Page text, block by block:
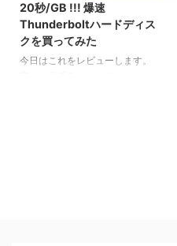
20秒/GB !!! 爆速
Thunderboltハードディス
クを買ってみた
今日はこれをレビューします。